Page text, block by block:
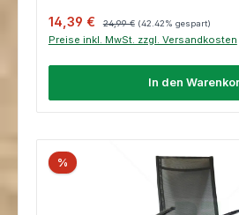
Verkaufspreis:
14,39 € 24,99 € (42.42% gespart)
Preise inkl. MwSt. zzgl. Versandkosten
In den
%